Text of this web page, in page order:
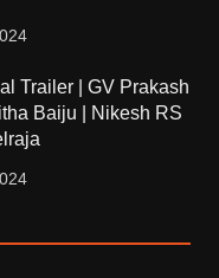
Trailer | GV Prakash
Baiju | Nikesh RS